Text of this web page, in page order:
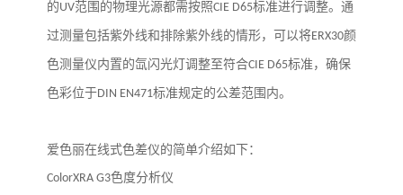
的UV范围的物理光源都需按照CIE D65标准进行调整。通
过测量包括紫外线和排除紫外线的情形，可以将ERX30颜
色测量仪内置的氙闪光灯调整至符合CIE D65标准，确保
色彩位于DIN EN471标准规定的公差范围内。
爱色丽在线式色差仪的简单介绍如下：
ColorXRA G3色度分析仪